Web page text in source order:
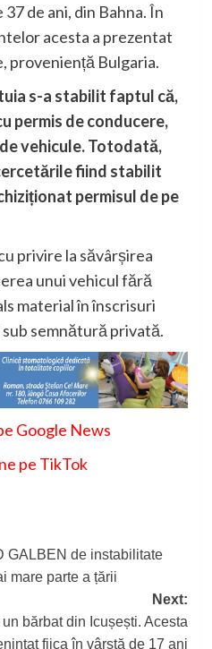
de ani, din Bahna. În
acesta a prezentat
proveniență Bulgaria.
s-a stabilit faptul că,
permis de conducere,
vehicule. Totodată,
fiind stabilit
permisul de pe
privire la săvârșirea
unui vehicul fără
material în înscrisuri
semnătură privată.
Google News
pe TikTok
GALBEN de instabilitate
mare parte a țării
Next:
bărbat din Icușești. Acesta
fiica în vârstă de 17 ani